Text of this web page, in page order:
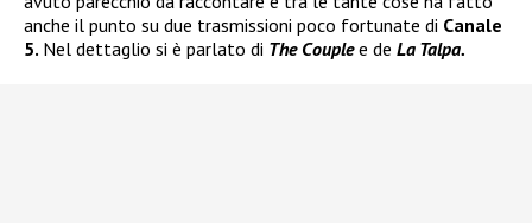
anche il punto su due trasmissioni poco fortunate di Canale
5. Nel dettaglio si è parlato di The Couplee de La Talpa.